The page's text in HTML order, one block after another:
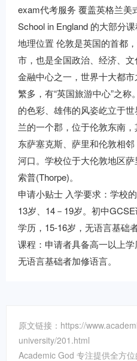
exam代考服务 覆盖英格兰美
School in England 的大部分
地理位置 伦敦是英国的首都
市，也是全国政治、经济、
金融中心之一，世界十大都
繁多，有“英国旅游中心”之
的色彩、雄伟的风姿屹立于
兰的一个郡，位于伦敦东南
东萨塞克斯、萨里和伦敦相
河口。学校位于大伦敦地区
索普(Thorpe)。
申请小贴士 入学要求：学校
13岁、14－19岁。初中
学历，15-16岁，无语言基础
课程：申请者具备高一以上
无语言基础者加修语言。
原文链接：https://
university/201.html
Academic God 专注提供全方